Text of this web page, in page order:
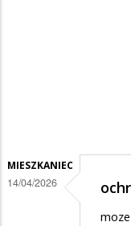
idzie
MIESZKANIEC
14/04/2026